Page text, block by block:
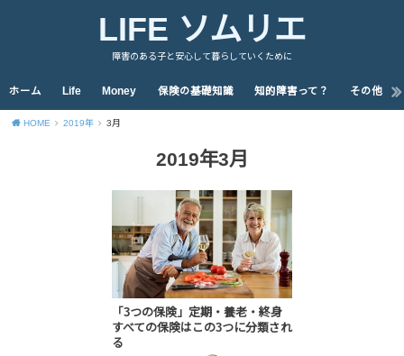
LIFE ソムリエ
障害のある子と安心して暮らしていくために
ホーム Life Money 保険の基礎知識 知的障害って？ その他
HOME 2019年 3月
2019年3月
「3つの保険」定期・養老・終身
すべての保険はこの3つに分類され
る